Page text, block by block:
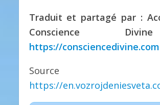
Traduit et partagé par :
Conscience
https://consciencedivine.com
https://